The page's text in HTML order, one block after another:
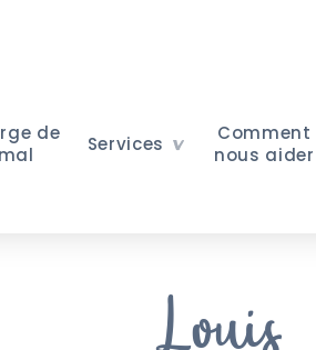
de
Services
Comment
nous aider
Louis